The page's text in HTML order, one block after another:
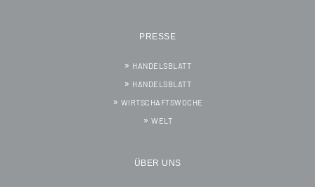
PRESSE
HANDELSBLATT
HANDELSBLATT
WIRTSCHAFTSWOCHE
WELT
ÜBER UNS